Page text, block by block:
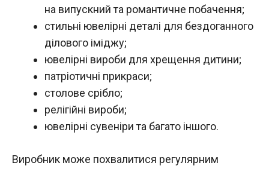
на випускний та романтичне побачення;
стильні ювелірні деталі для бездоганного
ділового іміджу;
ювелірні вироби для хрещення дитини;
патріотичні прикраси;
столове срібло;
релігійні вироби;
ювелірні сувеніри та багато іншого.
Виробник може похвалитися регулярним